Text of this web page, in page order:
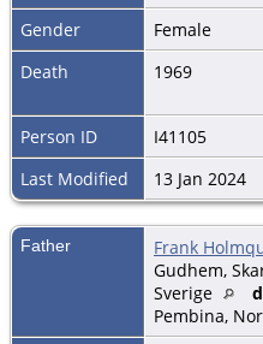
Gender
Female
Death
1969
Person ID
I41105
Last Modified
13 Jan 2024
Father Frank
Gudhem,
Sverige
Pembina,